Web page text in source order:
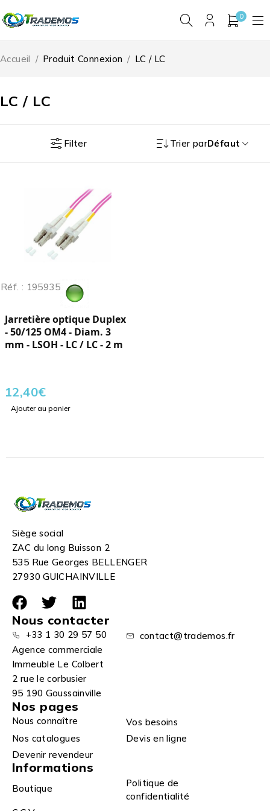
0
LC / LC
Accueil / Produit Connexion / LC / LC
Filter Trier parDéfaut
Réf. : 195935
Jarretière optique Duplex
- 50/125 OM4 - Diam. 3
mm - LSOH - LC / LC - 2 m
12,40€
Ajouter au panier
Siège social
ZAC du long Buisson 2
535 Rue Georges BELLENGER
27930 GUICHAINVILLE
Nous contacter
+33 1 30 29 57 50
contact@trademos.fr
Agence commerciale
Immeuble Le Colbert
2 rue le corbusier
95 190 Goussainville
Nos pages
Nous connaître
Vos besoins
Nos catalogues
Devis en ligne
Devenir revendeur
Informations
Boutique
Politique de
confidentialité